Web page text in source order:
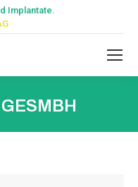
Implantate.